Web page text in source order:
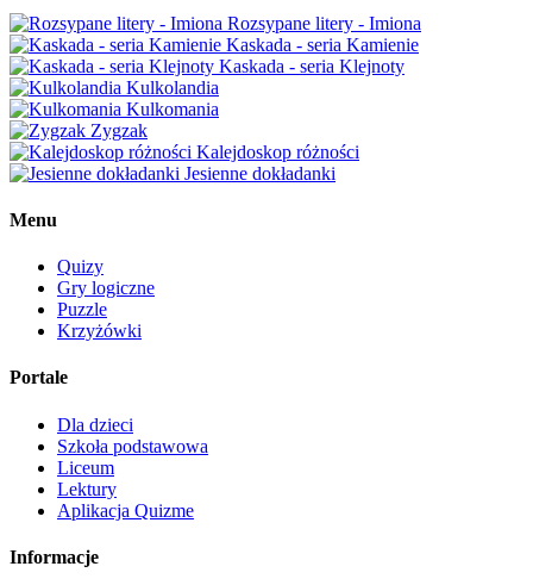
Rozsypane litery - Imiona
Kaskada - seria Kamienie
Kaskada - seria Klejnoty
Kulkolandia
Kulkomania
Zygzak
Kalejdoskop różności
Jesienne dokładanki
Menu
Quizy
Gry logiczne
Puzzle
Krzyżówki
Portale
Dla dzieci
Szkoła podstawowa
Liceum
Lektury
Aplikacja Quizme
Informacje